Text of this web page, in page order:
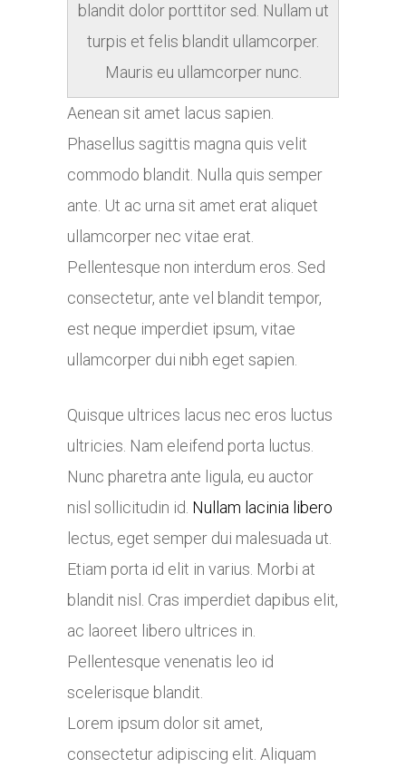
blandit dolor porttitor sed. Nullam ut
turpis et felis blandit ullamcorper.
Mauris eu ullamcorper nunc.
Aenean sit amet lacus sapien.
Phasellus sagittis magna quis velit
commodo blandit. Nulla quis semper
ante. Ut ac urna sit amet erat aliquet
ullamcorper nec vitae erat.
Pellentesque non interdum eros. Sed
consectetur, ante vel blandit tempor,
est neque imperdiet ipsum, vitae
ullamcorper dui nibh eget sapien.
Quisque ultrices lacus nec eros luctus
ultricies. Nam eleifend porta luctus.
Nunc pharetra ante ligula, eu auctor
nisl sollicitudin id. Nullam lacinia libero
lectus, eget semper dui malesuada ut.
Etiam porta id elit in varius. Morbi at
blandit nisl. Cras imperdiet dapibus elit,
ac laoreet libero ultrices in.
Pellentesque venenatis leo id
scelerisque blandit.
Lorem ipsum dolor sit amet,
consectetur adipiscing elit. Aliquam